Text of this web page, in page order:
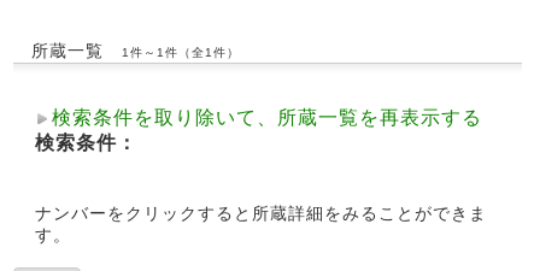
所蔵一覧 1件～1件（全1件）
検索条件を取り除いて、所蔵一覧を再表示する
検索条件：
ナンバーをクリックすると所蔵詳細をみることができま
す。